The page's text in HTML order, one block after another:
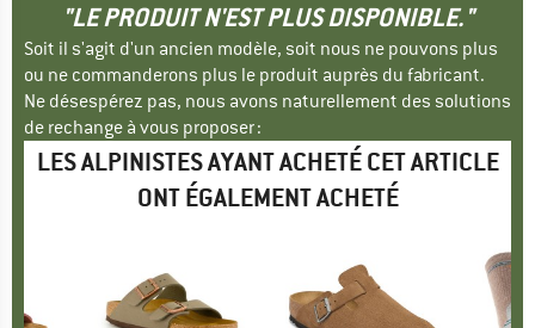
"LE PRODUIT N'EST PLUS DISPONIBLE."
Soit il s'agit d'un ancien modèle, soit nous ne pouvons plus
ou ne commanderons plus le produit auprès du fabricant.
Ne désespérez pas, nous avons naturellement des solutions
de rechange à vous proposer :
LES ALPINISTES AYANT ACHETÉ CET ARTICLE
ONT ÉGALEMENT ACHETÉ